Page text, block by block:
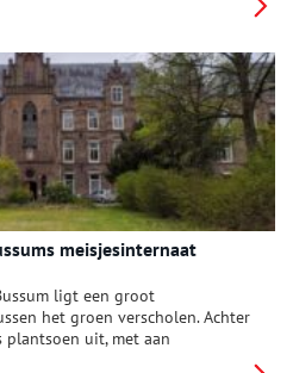
en een Engels-Franse vloot.
meisjesinternaat
ligt een groot
het groen verscholen. Achter
plantsoen uit, met aan